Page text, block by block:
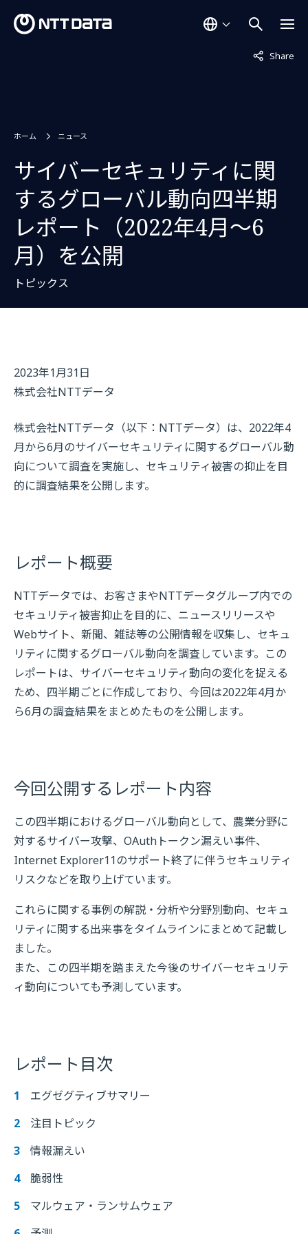
Share
非表示中
ホーム ニュース
サイバーセキュリティに関
するグローバル動向四半期
レポート（2022年4月～6
月）を公開
トピックス
2023年1月31日
株式会社NTTデータ
株式会社NTTデータ（以下：NTTデータ）は、2022年4
月から6月のサイバーセキュリティに関するグローバル動
向について調査を実施し、セキュリティ被害の抑止を目
的に調査結果を公開します。
レポート概要
NTTデータでは、お客さまやNTTデータグループ内での
セキュリティ被害抑止を目的に、ニュースリリースや
Webサイト、新聞、雑誌等の公開情報を収集し、セキュ
リティに関するグローバル動向を調査しています。この
レポートは、サイバーセキュリティ動向の変化を捉える
ため、四半期ごとに作成しており、今回は2022年4月か
ら6月の調査結果をまとめたものを公開します。
今回公開するレポート内容
この四半期におけるグローバル動向として、農業分野に
対するサイバー攻撃、OAuthトークン漏えい事件、
Internet Explorer11のサポート終了に伴うセキュリティ
リスクなどを取り上げています。
これらに関する事例の解説・分析や分野別動向、セキュ
リティに関する出来事をタイムラインにまとめて記載し
ました。
また、この四半期を踏まえた今後のサイバーセキュリテ
ィ動向についても予測しています。
レポート目次
エグゼグティブサマリー
注目トピック
情報漏えい
脆弱性
マルウェア・ランサムウェア